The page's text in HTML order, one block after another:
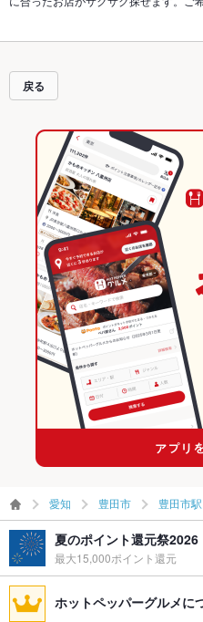
トペッパーグルメなら、お得なクー
げ、お茶漬け、串かつや季節のおすす
す。友達どうしの飲み会にも、会社の
に便利にホットペッパーグルメをご利
戻る
愛知 豊田市 豊田市駅
夏のポイント還元祭2026
最大15,000ポイント還元
ホットペッパーグルメに